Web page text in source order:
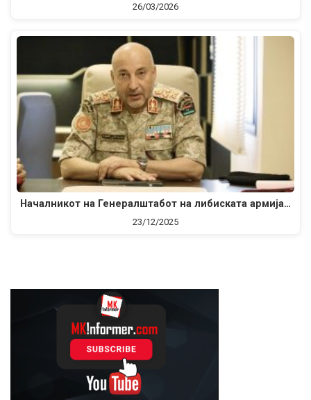
26/03/2026
Началникот на Генералштабот на либиската армија…
23/12/2025